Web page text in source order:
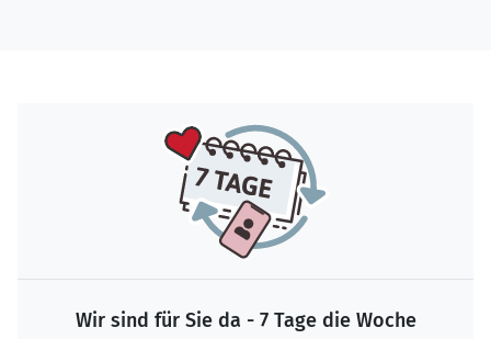
Wir sind für Sie da - 7 Tage die Woche